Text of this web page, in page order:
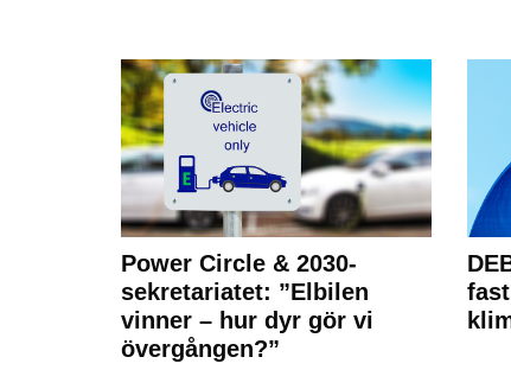
Power Circle & 2030-
sekretariatet: ”Elbilen
vinner – hur dyr gör vi
övergången?”